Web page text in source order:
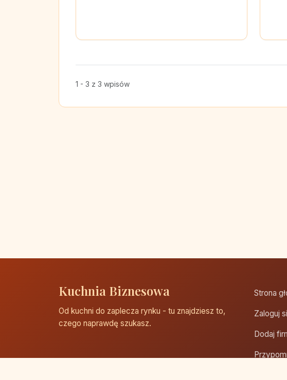
1 - 3 z 3 wpisów
Kuchnia Biznesowa
Od kuchni do zaplecza rynku - tu znajdziesz to,
czego naprawdę szukasz.
Strona
Zaloguj
Dodaj